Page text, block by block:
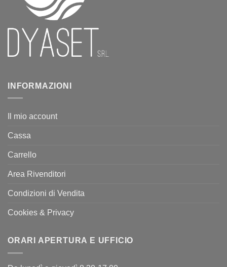
INFORMAZIONI
Il mio account
Cassa
Carrello
Area Rivenditori
Condizioni di Vendita
Cookies & Privacy
ORARI APERTURA E UFFICIO